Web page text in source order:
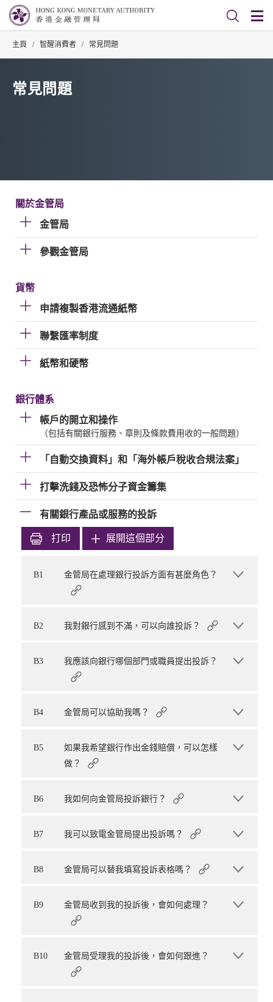
主頁 / 智醒消費者 / 常見問題
常見問題
關於金管局
金管局
參觀金管局
貨幣
申請複製香港流通紙幣
聯繫匯率制度
紙幣和硬幣
銀行體系
帳戶的開立和操作
（包括有關銀行服務、章則及條款費用收的一般問題）
「自動交換資料」和「海外帳戶稅收合規法案」
打擊洗錢及恐怖分子資金籌集
有關銀行產品或服務的投訴
打印 展開這個部分
B1 金管局在處理銀行投訴方面有甚麼角色？
B2 我對銀行感到不滿，可以向誰投訴？
B3 我應該向銀行哪個部門或職員提出投訴？
B4 金管局可以協助我嗎？
B5
如果我希望銀行作出金錢賠償，可以怎樣
做？
B6 我如何向金管局投訴銀行？
B7 我可以致電金管局提出投訴嗎？
B8 金管局可以替我填寫投訴表格嗎？
B9 金管局收到我的投訴後，會如何處理？
B10 金管局受理我的投訴後，會如何跟進？